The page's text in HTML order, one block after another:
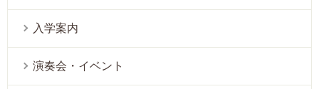
入学案内
演奏会・イベント